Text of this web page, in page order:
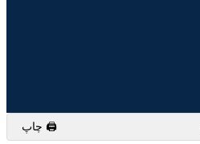
🖨 چاپ